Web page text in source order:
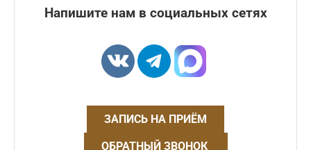
Напишите нам в социальных сетях
ЗАПИСЬ НА ПРИЁМ
ОБРАТНЫЙ ЗВОНОК